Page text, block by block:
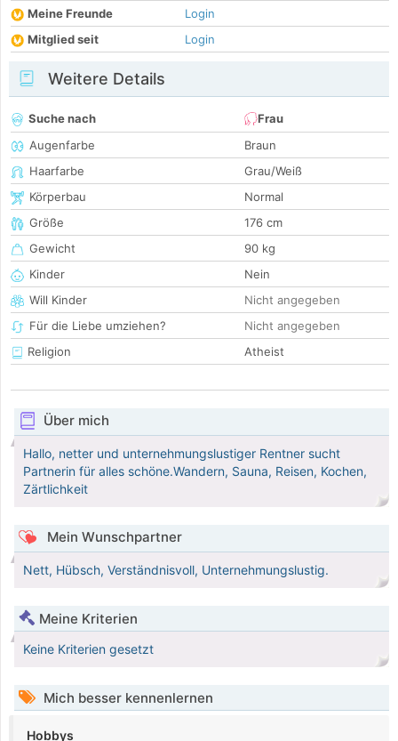
Meine Freunde
Login
Mitglied seit
Login
Weitere Details
Suche nach
Frau
Augenfarbe
Braun
Haarfarbe
Grau/Weiß
Körperbau
Normal
Größe
176 cm
Gewicht
90 kg
Kinder
Nein
Will Kinder
Nicht angegeben
Für die Liebe umziehen?
Nicht angegeben
Religion
Atheist
Über mich
Hallo, netter und unternehmungslustiger Rentner sucht
Partnerin für alles schöne.Wandern, Sauna, Reisen, Kochen,
Zärtlichkeit
Mein Wunschpartner
Nett, Hübsch, Verständnisvoll, Unternehmungslustig.
Meine Kriterien
Keine Kriterien gesetzt
Mich besser kennenlernen
Hobbys